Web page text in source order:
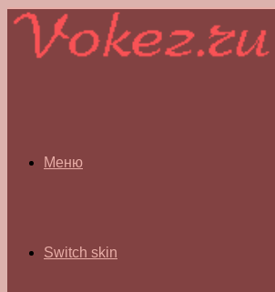
Меню
Switch skin